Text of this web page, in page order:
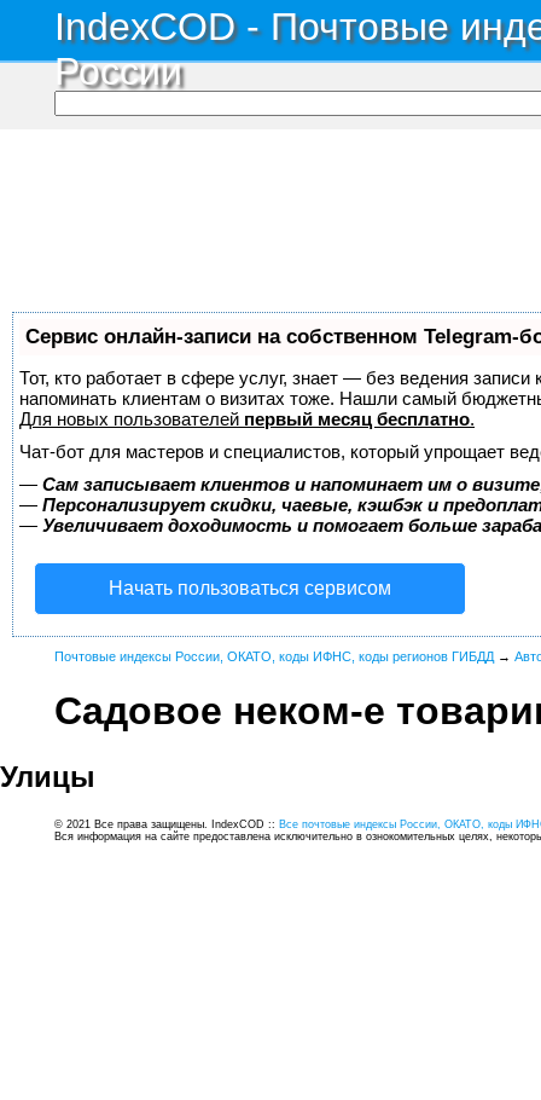
IndexCOD - Почтовые
России
Сервис онлайн-записи на собственном Telegram-
Тот, кто работает в сфере услуг, знает — без ведения
напоминать клиентам о визитах тоже. Нашли самый
Для новых пользователей первый месяц бесплатно.
Чат-бот для мастеров и специалистов, который упрощает
— Сам записывает клиентов и напоминает им о
— Персонализирует скидки, чаевые, кэшбэк и
— Увеличивает доходимость и помогает больше
Начать пользоваться сервисом
Почтовые индексы России, ОКАТО, коды ИФНС, коды регионов ГИБДД →
Садовое неком-е
Улицы
© 2021 Все права защищены. IndexCOD :: Все почтовые индексы России, ОКАТО, коды
Вся информация на сайте предоставлена исключительно в ознокомительных целях,